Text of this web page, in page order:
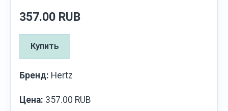
357.00 RUB
Купить
Бренд: Hertz
Цена: 357.00 RUB